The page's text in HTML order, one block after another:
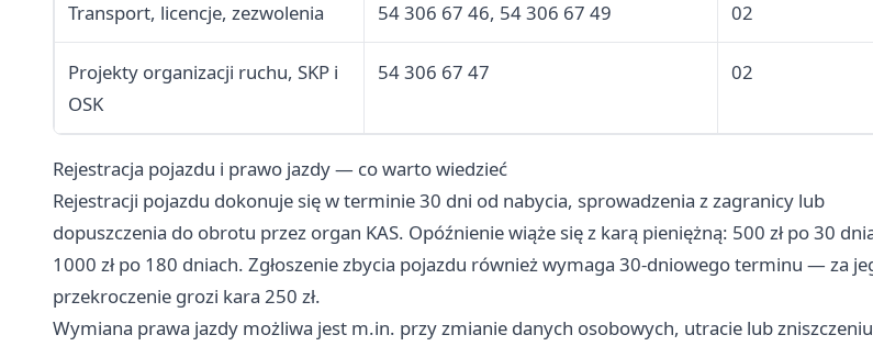
Transport, licencje, zezwolenia 54 306 67 46, 54 306 67 49 02
Projekty organizacji ruchu, SKP i
OSK
54 306 67 47 02
Rejestracja pojazdu i prawo jazdy — co warto wiedzieć
Rejestracji pojazdu dokonuje się w terminie 30 dni od nabycia, sprowadzenia z zagranicy lub
dopuszczenia do obrotu przez organ KAS. Opóźnienie wiąże się z karą pieniężną: 500 zł po 30
1000 zł po 180 dniach. Zgłoszenie zbycia pojazdu również wymaga 30-dniowego terminu — za
przekroczenie grozi kara 250 zł.
Wymiana prawa jazdy możliwa jest m.in. przy zmianie danych osobowych, utracie lub zniszczeniu